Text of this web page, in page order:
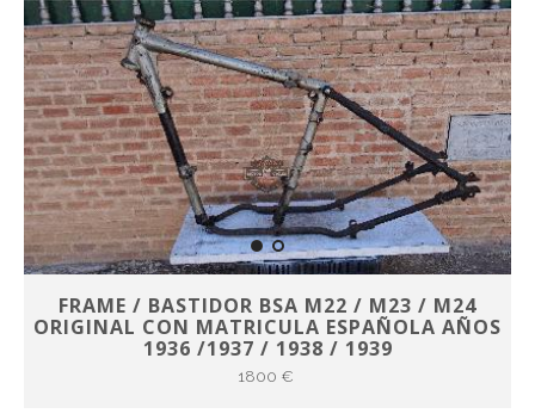
FRAME / BASTIDOR BSA M22 / M23 / M24
ORIGINAL CON MATRICULA ESPAÑOLA AÑOS
1936 /1937 / 1938 / 1939
1800 €